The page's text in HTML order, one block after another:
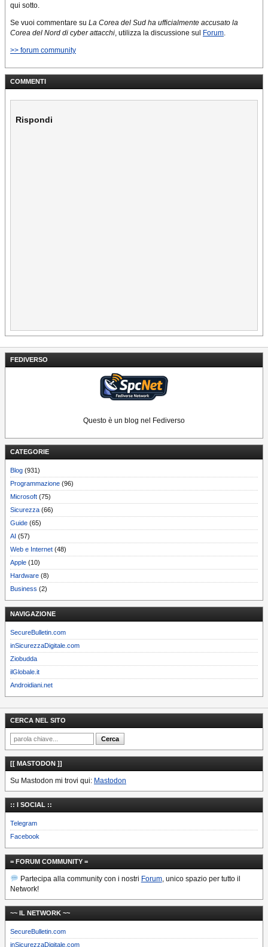
FEDIVERSO
Questo è un blog nel Fediverso
CATEGORIE
Blog (931)
Programmazione (96)
Microsoft (75)
Sicurezza (66)
Guide (65)
AI (57)
Web e Internet (48)
Apple (10)
Hardware (8)
Business (2)
NAVIGAZIONE
SecureBulletin.com
inSicurezzaDigitale.com
Ziobudda
ilGlobale.it
Androidiani.net
qui sotto.
Se vuoi commentare su La Corea del Sud ha ufficialmente accusato la
Corea del Nord di cyber attacchi , utilizza la discussione sul Forum
>> forum community
COMMENTI
Rispondi
CERCA NEL SITO
[[ MASTODON ]]
Su Mastodon mi trovi qui: Mastodon
:: I SOCIAL ::
Telegram
Facebook
= FORUM COMMUNITY =
Partecipa alla community con i nostri Forum, unico spazio per tutto il
Network!
~~ IL NETWORK ~~
SecureBulletin.com
inSicurezzaDigitale.com